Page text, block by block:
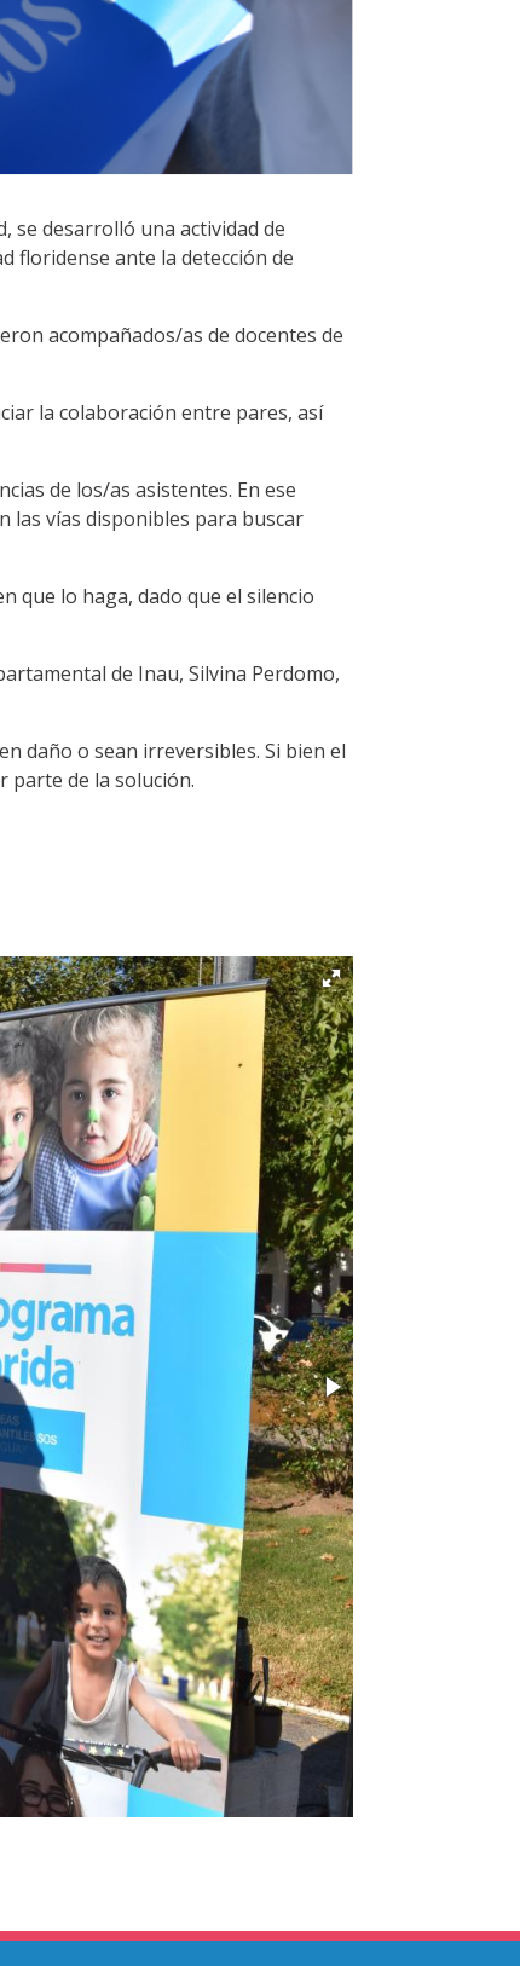
se desarrolló una actividad de
floridense ante la detección de
acompañados/as de docentes de
la colaboración entre pares, así
de los/as asistentes. En ese
las vías disponibles para buscar
que lo haga, dado que el silencio
de Inau, Silvina Perdomo,
daño o sean irreversibles. Si bien el
parte de la solución.